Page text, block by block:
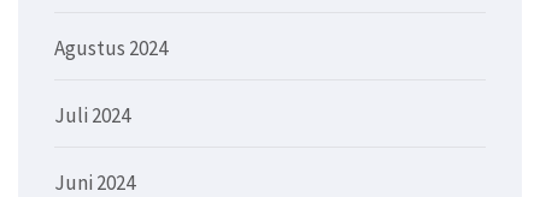
Agustus 2024
Juli 2024
Juni 2024